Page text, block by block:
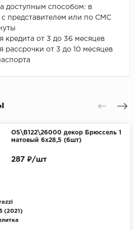
доступным способом: в
с представителем или по СМС
кредита от 3 до 36 месяцев
рассрочки от 3 до 10 месяцев
OS\B122\26000 декор Брюссель 1
матовый 6х28,5 (6шт)
(2021)
287 ₽/шт